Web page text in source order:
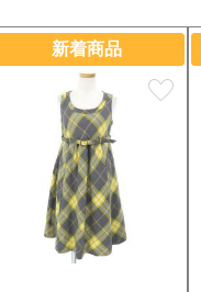
新着商品
favorite